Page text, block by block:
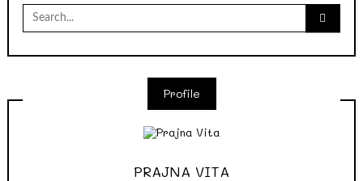
Search
for:
Profile
PRAJNA VITA